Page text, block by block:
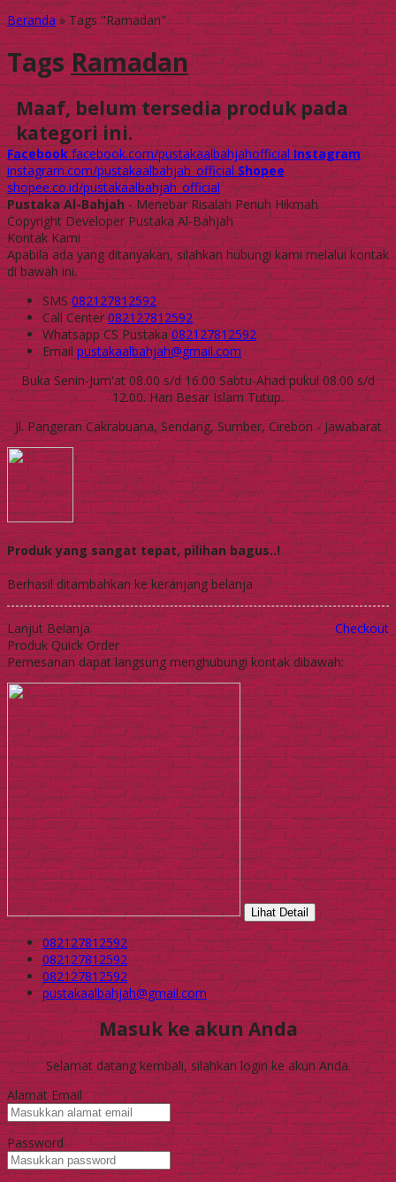
Beranda»Tags "Ramadan"
TagsRamadan
Maaf, belum tersedia produk pada
kategori ini.
Facebook facebook.com/pustakaalbahjahofficial Instagram
instagram.com/pustakaalbahjah_official Shopee
shopee.co.id/pustakaalbahjah_official
Pustaka Al-Bahjah- Menebar Risalah Penuh Hikmah
Copyright Developer Pustaka Al-Bahjah
Kontak Kami
Apabila ada yang ditanyakan, silahkan hubungi kami melalui kontak
di bawah ini.
SMS082127812592
Call Center082127812592
WhatsappCS Pustaka 082127812592
Emailpustakaalbahjah@gmail.com
Buka Senin-Jum'at 08.00 s/d 16.00 Sabtu-Ahad pukul 08.00 s/d
12.00. Hari Besar Islam Tutup.
Jl. Pangeran Cakrabuana, Sendang, Sumber, Cirebon - Jawabarat
Produk yang sangat tepat, pilihan bagus..!
Berhasil ditambahkan ke keranjang belanja
Lanjut Belanja
Checkout
Produk Quick Order
Pemesanan dapat langsung menghubungi kontak dibawah:
Lihat Detail
082127812592
082127812592
082127812592
pustakaalbahjah@gmail.com
Masuk ke akun Anda
Selamat datang kembali, silahkan login ke akun Anda.
Alamat Email
Password